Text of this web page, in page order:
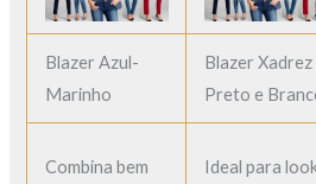
Blazer Azul-
Marinho
Blazer Xadrez
Preto e
Combina bem
Ideal para